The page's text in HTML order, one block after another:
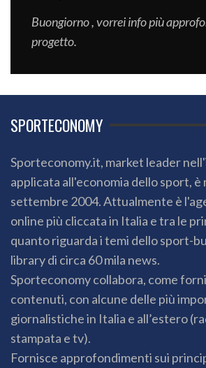
Buongiorno , vorrei info più
progetto.
SPORTECONOMY
Sporteconomy.it, market leader
applicata all'economia dello sport, è
settembre 2004. Attualmente è
online più cliccata in Italia e tra le
quanto riguarda i temi dello sport-
library di circa 60 mila news.
Sporteconomy collabora, come
contenuti, con alcune delle più
giornalistiche in Italia e all’estero
stampata e tv).
Fornisce approfondimenti sui